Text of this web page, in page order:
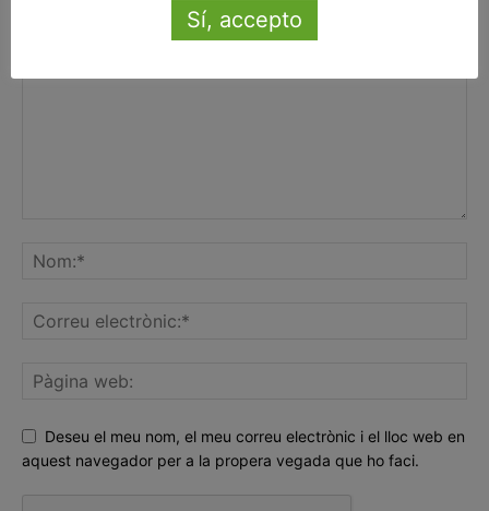
Deseu el meu nom, el meu correu electrònic i el lloc web en
aquest navegador per a la propera vegada que ho faci.
Sí, accepto